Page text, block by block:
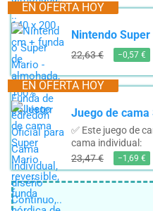
EN OFERTA HOY
22,63 € −0,57 €
EN OFERTA HOY
✅ Este juego de
cama individual:
23,47 €
−1,69 €